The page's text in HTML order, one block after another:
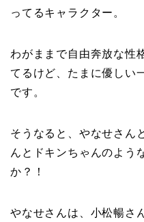
ってるキャラクター。
わがままで自由奔放な性
てるけど、たまに優しい
です。
そうなると、やなせさん
んとドキンちゃんのよう
か？！
やなせさんは、小松暢さ